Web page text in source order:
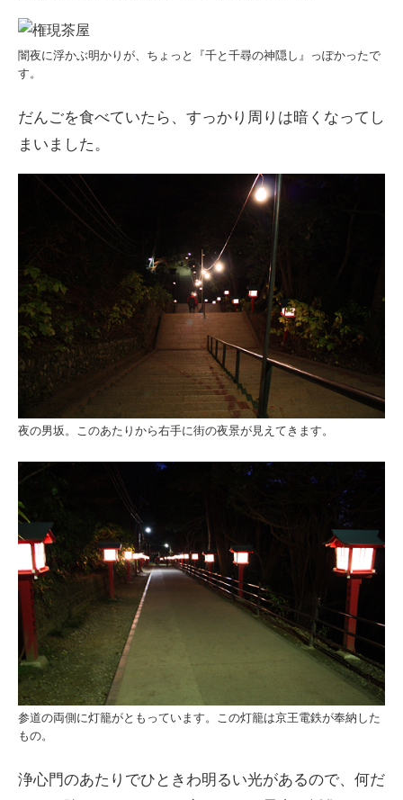
闇夜に浮かぶ明かりが、ちょっと『千と千尋の神隠し』っぽかったで
す。
だんごを食べていたら、すっかり周りは暗くなってし
まいました。
夜の男坂。このあたりから右手に街の夜景が見えてきます。
参道の両側に灯籠がともっています。この灯籠は京王電鉄が奉納した
もの。
浄心門のあたりでひときわ明るい光があるので、何だ